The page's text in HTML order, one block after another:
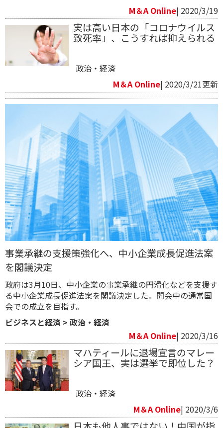
M＆A Online| 2020/3/19
実は高い日本の「コロナウイルス
致死率」、こうすれば抑えられる
政治・経済
M＆A Online| 2020/3/21更新
事業承継の支援策強化へ、中小企業成長促進法案
を閣議決定
政府は3月10日、中小企業の事業承継の円滑化などを支援す
る中小企業成長促進法案を閣議決定した。開会中の通常国
会での成立を目指す。
ビジネスと経済 > 政治・経済
M＆A Online| 2020/3/16
マハティールに退場宣言のマレー
シア国王、実は選挙で即位した？
政治・経済
M＆A Online| 2020/3/6